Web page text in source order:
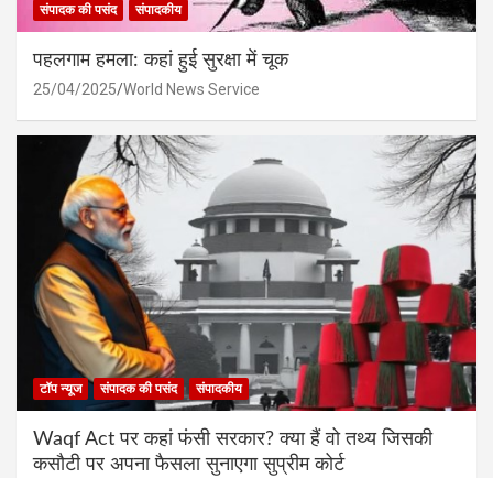
संपादक की पसंद संपादकीय
पहलगाम हमला: कहां हुई सुरक्षा में चूक
25/04/2025 World News Service
टॉप न्यूज संपादक की पसंद संपादकीय
Waqf Act पर कहां फंसी सरकार? क्या हैं वो तथ्य जिसकी
कसौटी पर अपना फैसला सुनाएगा सुप्रीम कोर्ट